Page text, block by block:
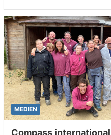
MEDIEN